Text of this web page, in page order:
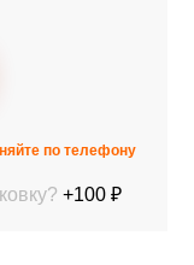
по телефону
+100 ₽